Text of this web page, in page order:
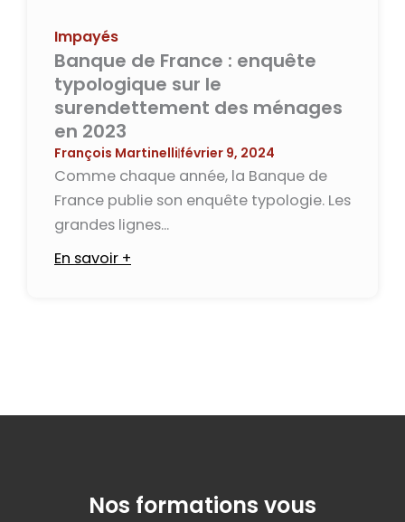
Impayés
Banque de France : enquête
typologique sur le
surendettement des ménages
en 2023
François Martinelli février 9, 2024
Comme chaque année, la Banque de
France publie son enquête typologie. Les
grandes lignes...
En savoir +
Nos formations vous